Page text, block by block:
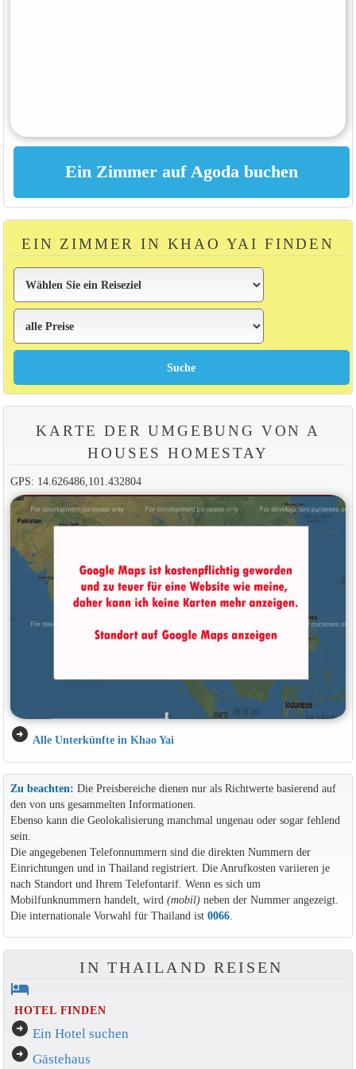
EIN ZIMMER IN KHAO YAI FINDEN
KARTE DER UMGEBUNG VON A
HOUSES HOMESTAY
GPS: 14.626486,101.432804
arrow_circle_right Alle Unterkünfte in Khao Yai
Zu beachten: Die Preisbereiche dienen nur als Richtwerte basierend auf
den von uns gesammelten Informationen.
Ebenso kann die Geolokalisierung manchmal ungenau oder sogar fehlend
sein.
Die angegebenen Telefonnummern sind die direkten Nummern der
Einrichtungen und in Thailand registriert. Die Anrufkosten variieren je
nach Standort und Ihrem Telefontarif. Wenn es sich um
Mobilfunknummern handelt, wird (mobil)neben der Nummer angezeigt.
Die internationale Vorwahl für Thailand ist 0066.
IN THAILAND REISEN
hotel
HOTEL FINDEN
arrow_circle_right Ein Hotel suchen
arrow_circle_right Gästehaus